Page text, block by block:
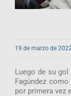
19 de marzo de 2022
Luego de su
Fagúndez
por primera vez